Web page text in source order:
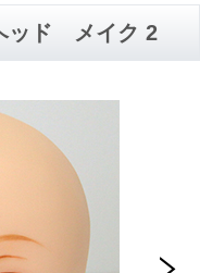
ッド メイク 2